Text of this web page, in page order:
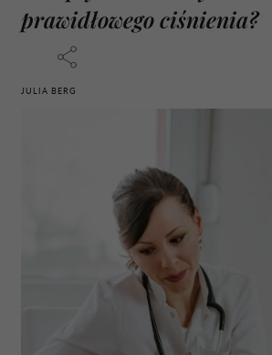
prawidłowego ciśnienia?
JULIA BERG